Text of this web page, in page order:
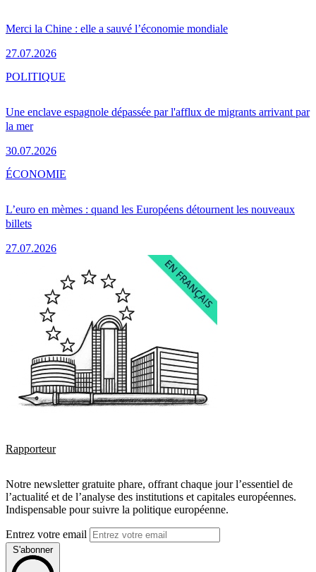
Merci la Chine : elle a sauvé l’économie mondiale
27.07.2026
Une enclave espagnole dépassée par l'afflux de migrants arrivant par
la mer
30.07.2026
POLITIQUE
L’euro en mèmes : quand les Européens détournent les nouveaux
billets
27.07.2026
ÉCONOMIE
Rapporteur
Notre newsletter gratuite phare, offrant chaque jour l’essentiel de
l’actualité et de l’analyse des institutions et capitales européennes.
Indispensable pour suivre la politique européenne.
Entrez votre email
S'abonner